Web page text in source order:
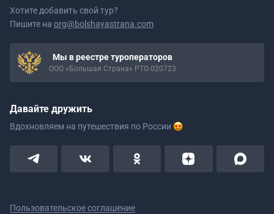
Хотите добавить свой тур?
Пишите на org@bolshayastrana.com
Мы в реестре туроператоров
ООО «Большая Страна» РТО 020723
Давайте дружить
Вдохновляем на путешествия по России
Пользовательское соглашение